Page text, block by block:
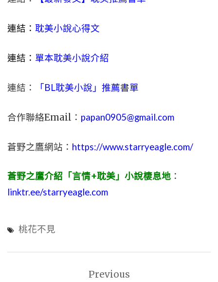
連結： 耽美小說心得文
連結： 單本耽美小說介紹
連結： 「BL耽美小說」推薦書單
合作聯絡Email： papan0905@gmail.com
蒼野之鷹網站： https://www.starryeagle.com/
蒼野之鷹介紹「言情+耽美」小說棲息地 ：
linktr.ee/starryeagle.com
桃花不見
Previous